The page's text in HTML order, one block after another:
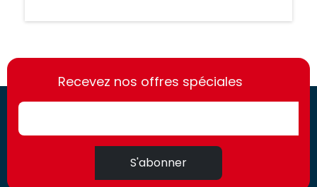
https://france-
access.fr
https://france-
access.fr
Recevez nos offres spéciales
S'abonner